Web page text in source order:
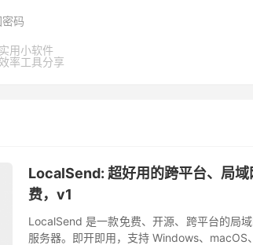
用小软件
率工具分享
码
LocalSend: 超好用的跨平台、局
费，v1
LocalSend 是一款免费、开源、跨平台的局
服务器。即开即用，支持 Windows、macOS